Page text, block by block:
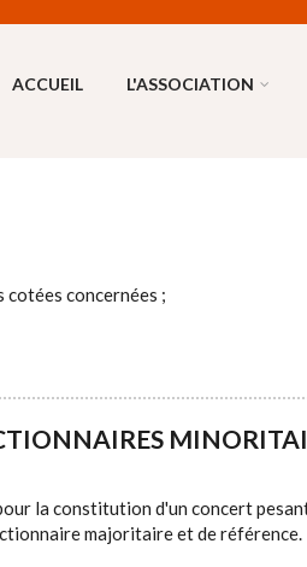
ACCUEIL L'ASSOCIATION
concernées ;
la constitution d'un concert
majoritaire et de référence.